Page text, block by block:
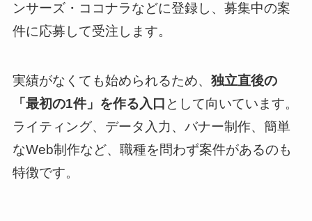
ンサーズ・ココナラなどに登録し、募集中の案
件に応募して受注します。
実績がなくても始められるため、 独立直後の
「最初の1件」を作る入口 として向いています。
ライティング、データ入力、バナー制作、簡単
なWeb制作など、職種を問わず案件があるのも
特徴です。